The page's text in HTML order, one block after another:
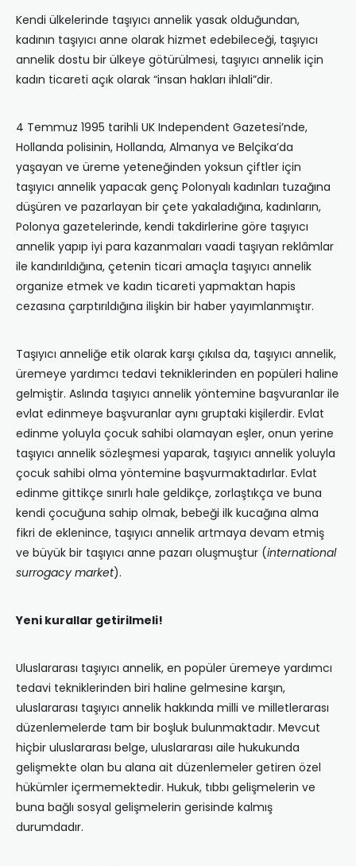
Kendi ülkelerinde taşıyıcı annelik yasak olduğundan,
kadının taşıyıcı anne olarak hizmet edebileceği, taşıyıcı
annelik dostu bir ülkeye götürülmesi, taşıyıcı annelik için
kadın ticareti açık olarak “insan hakları ihlali”dir.
4 Temmuz 1995 tarihli UK Independent Gazetesi’nde,
Hollanda polisinin, Hollanda, Almanya ve Belçika’da
yaşayan ve üreme yeteneğinden yoksun çiftler için
taşıyıcı annelik yapacak genç Polonyalı kadınları tuzağına
düşüren ve pazarlayan bir çete yakaladığına, kadınların,
Polonya gazetelerinde, kendi takdirlerine göre taşıyıcı
annelik yapıp iyi para kazanmaları vaadi taşıyan reklâmlar
ile kandırıldığına, çetenin ticari amaçla taşıyıcı annelik
organize etmek ve kadın ticareti yapmaktan hapis
cezasına çarptırıldığına ilişkin bir haber yayımlanmıştır.
Taşıyıcı anneliğe etik olarak karşı çıkılsa da, taşıyıcı annelik,
üremeye yardımcı tedavi tekniklerinden en popüleri haline
gelmiştir. Aslında taşıyıcı annelik yöntemine başvuranlar ile
evlat edinmeye başvuranlar aynı gruptaki kişilerdir. Evlat
edinme yoluyla çocuk sahibi olamayan eşler, onun yerine
taşıyıcı annelik sözleşmesi yaparak, taşıyıcı annelik yoluyla
çocuk sahibi olma yöntemine başvurmaktadırlar. Evlat
edinme gittikçe sınırlı hale geldikçe, zorlaştıkça ve buna
kendi çocuğuna sahip olmak, bebeği ilk kucağına alma
fikri de eklenince, taşıyıcı annelik artmaya devam etmiş
ve büyük bir taşıyıcı anne pazarı oluşmuştur (international
surrogacy market).
Yeni kurallar getirilmeli!
Uluslararası taşıyıcı annelik, en popüler üremeye yardımcı
tedavi tekniklerinden biri haline gelmesine karşın,
uluslararası taşıyıcı annelik hakkında milli ve milletlerarası
düzenlemelerde tam bir boşluk bulunmaktadır. Mevcut
hiçbir uluslararası belge, uluslararası aile hukukunda
gelişmekte olan bu alana ait düzenlemeler getiren özel
hükümler içermemektedir. Hukuk, tıbbı gelişmelerin ve
buna bağlı sosyal gelişmelerin gerisinde kalmış
durumdadır.